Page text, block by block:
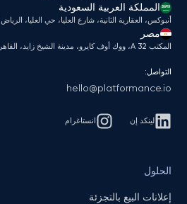
المملكة العربية السعودية
أنبوكس، العقارية الثانية، شارع العليا، حي العليا، الرياض 12244، المملكة العربية السعودية
مصر
المكتب A 32، ووك أوف كايرو، مدينة الشيخ زايد، القاهرة، مصر
التواصل:
hello@platformance.io
لينكد إن انستاغرام
الحلول
إعلانات البيع بالتجزئة